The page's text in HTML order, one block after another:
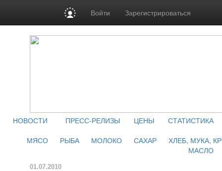
Войти Зарегистрироваться
НОВОСТИ ПРЕСС-РЕЛИЗЫ ЦЕНЫ
СТАТИСТИКА
МЯСО
РЫБА МОЛОКО САХАР
ХЛЕБ, МУКА,
МАСЛО
01.07.2010